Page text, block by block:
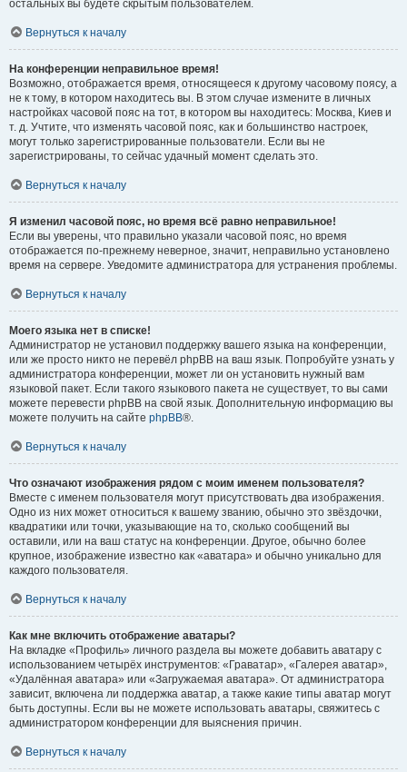
остальных вы будете скрытым пользователем.
Вернуться к началу
На конференции неправильное время!
Возможно, отображается время, относящееся к другому часовому поясу, а
не к тому, в котором находитесь вы. В этом случае измените в личных
настройках часовой пояс на тот, в котором вы находитесь: Москва, Киев и
т. д. Учтите, что изменять часовой пояс, как и большинство настроек,
могут только зарегистрированные пользователи. Если вы не
зарегистрированы, то сейчас удачный момент сделать это.
Вернуться к началу
Я изменил часовой пояс, но время всё равно неправильное!
Если вы уверены, что правильно указали часовой пояс, но время
отображается по-прежнему неверное, значит, неправильно установлено
время на сервере. Уведомите администратора для устранения проблемы.
Вернуться к началу
Моего языка нет в списке!
Администратор не установил поддержку вашего языка на конференции,
или же просто никто не перевёл phpBB на ваш язык. Попробуйте узнать у
администратора конференции, может ли он установить нужный вам
языковой пакет. Если такого языкового пакета не существует, то вы сами
можете перевести phpBB на свой язык. Дополнительную информацию вы
можете получить на сайте phpBB®.
Вернуться к началу
Что означают изображения рядом с моим именем пользователя?
Вместе с именем пользователя могут присутствовать два изображения.
Одно из них может относиться к вашему званию, обычно это звёздочки,
квадратики или точки, указывающие на то, сколько сообщений вы
оставили, или на ваш статус на конференции. Другое, обычно более
крупное, изображение известно как «аватара» и обычно уникально для
каждого пользователя.
Вернуться к началу
Как мне включить отображение аватары?
На вкладке «Профиль» личного раздела вы можете добавить аватару с
использованием четырёх инструментов: «Граватар», «Галерея аватар»,
«Удалённая аватара» или «Загружаемая аватара». От администратора
зависит, включена ли поддержка аватар, а также какие типы аватар могут
быть доступны. Если вы не можете использовать аватары, свяжитесь с
администратором конференции для выяснения причин.
Вернуться к началу